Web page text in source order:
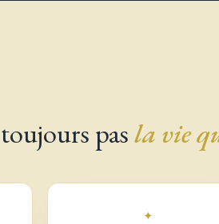
pasla vie
✦